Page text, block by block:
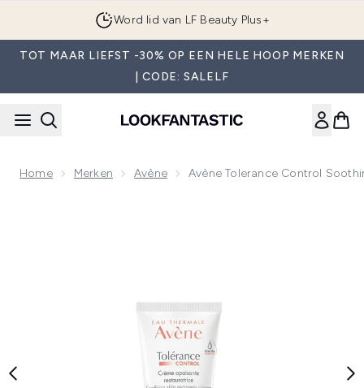
Word lid van LF Beauty Plus+
TOT MAAR LIEFST -30% OP EEN HELE HOOP MERKEN
| CODE: SALELF
Home Merken Avène Avène Tolerance Control